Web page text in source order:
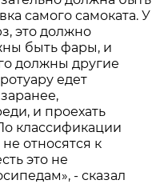
самого самоката. У
это должно
быть фары, и
должны другие
едет
и проехать
классификации
относятся к
это не
- сказал